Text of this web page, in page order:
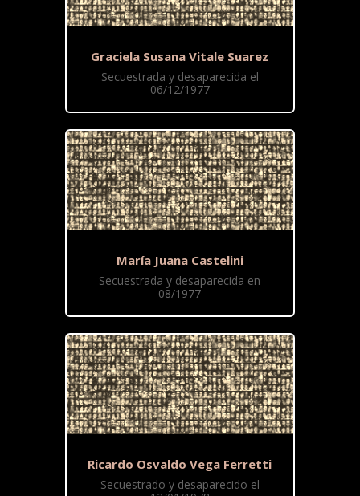
Graciela Susana Vitale Suarez
Secuestrada y desaparecida el
06/12/1977
María Juana Castelini
Secuestrada y desaparecida en
08/1977
Ricardo Osvaldo Vega Ferretti
Secuestrado y desaparecido el